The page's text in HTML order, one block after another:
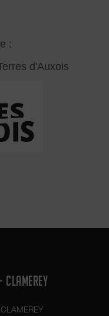
:
d'Auxois